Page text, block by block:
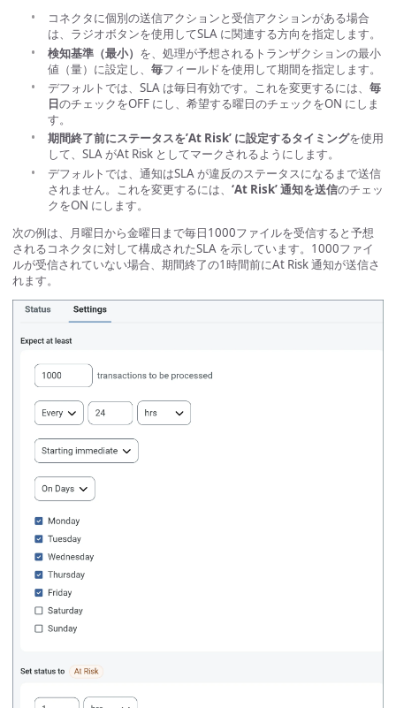
コネクタに個別の送信アクションと受信アクションがある場合
は、ラジオボタンを使用してSLA に関連する方向を指定します。
検知基準（最小） を、処理が予想されるトランザクションの最小
値（量）に設定し、 毎フィールドを使用して期間を指定します。
デフォルトでは、SLA は毎日有効です。これを変更するには、 毎
日のチェックをOFF にし、希望する曜日のチェックをON にしま
す。
期間終了前にステータスを’At Risk’ に設定するタイミングを使用
して、SLA がAt Risk としてマークされるようにします。
デフォルトでは、通知はSLA が違反のステータスになるまで送信
されません。これを変更するには、 ‘At Risk’ 通知を送信のチェッ
クをON にします。
次の例は、月曜日から金曜日まで毎日1000ファイルを受信すると予想
されるコネクタに対して構成されたSLA を示しています。1000ファイ
ルが受信されていない場合、期間終了の1時間前にAt Risk 通知が送信さ
れます。